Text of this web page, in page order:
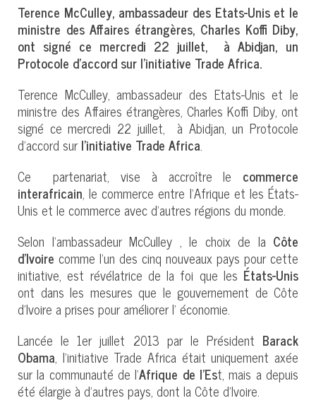
Terence McCulley, ambassadeur des Etats-Unis et le
ministre des Affaires étrangères, Charles Koffi Diby,
ont signé ce mercredi 22 juillet, à Abidjan, un
Protocole d’accord sur l’initiative Trade Africa.
Terence McCulley, ambassadeur des Etats-Unis et le
ministre des Affaires étrangères, Charles Koffi Diby, ont
signé ce mercredi 22 juillet, à Abidjan, un Protocole
d’accord surl’initiative Trade Africa.
Ce partenariat, vise à accroître le commerce
interafricain, le commerce entre l’Afrique et les États-
Unis et le commerce avec d’autres régions du monde.
Selon l’ambassadeur McCulley , le choix de la Côte
d’Ivoire comme l’un des cinq nouveaux pays pour cette
initiative, est révélatrice de la foi que les États-Unis
ont dans les mesures que le gouvernement de Côte
d’Ivoire a prises pour améliorer l’ économie.
Lancée le 1er juillet 2013 par le Président Barack
Obama, l’initiative Trade Africa était uniquement axée
sur la communauté de l’Afrique de l’Est, mais a depuis
été élargie à d’autres pays, dont la Côte d’Ivoire.